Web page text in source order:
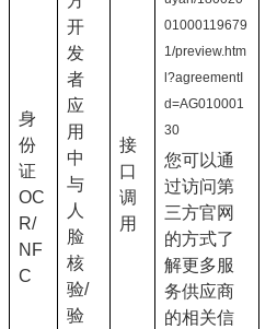
开
发
者
应
用
中
与
人
脸
核
验/
验
接
口
调
用
01000119679
1/preview.htm
l?agreementI
d=AG010001
30
您可以通
过访问第
三方官网
的方式了
解更多服
务供应商
的相关信
身
份
证
OC
R/
NF
C